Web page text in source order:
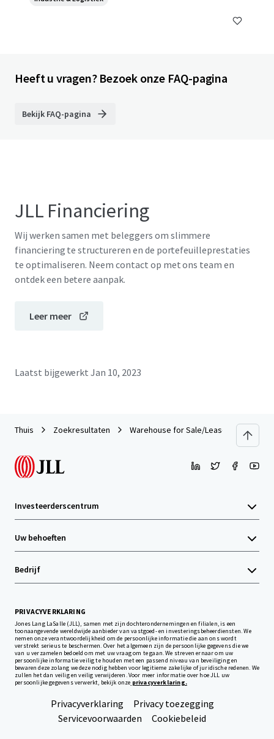
Heeft u vragen? Bezoek onze FAQ-pagina
Bekijk FAQ-pagina
JLL Financiering
Wij werken samen met beleggers om slimmere
financiering te structureren en de portefeuilleprestaties
te optimaliseren. Neem contact op met ons team en
ontdek een betere aanpak.
Leer meer
Laatst bijgewerkt Jan 10, 2023
Thuis Zoekresultaten Warehouse for Sale/Lease on Main
Investeerderscentrum
Uw behoeften
Bedrijf
PRIVACYVERKLARING
Jones Lang LaSalle (JLL), samen met zijn dochterondernemingen en filialen, is een
toonaangevende wereldwijde aanbieder van vastgoed- en investeringsbeheerdiensten. We
nemen onze verantwoordelijkheid om de persoonlijke informatie die aan ons wordt
verstrekt serieus te beschermen. Over het algemeen zijn de persoonlijke gegevens die we
van u verzamelen bedoeld om met uw vraag om te gaan. We streven ernaar om uw
persoonlijke informatie veilig te houden met een passend niveau van beveiliging en
bewaren deze zolang we deze nodig hebben voor legitieme zakelijke of juridische redenen. We
zullen het dan veilig en veilig verwijderen. Voor meer informatie over hoe JLL uw
persoonlijke gegevens verwerkt, bekijk onze privacyverklaring.
Privacyverklaring
Privacy toezegging
Servicevoorwaarden
Cookiebeleid